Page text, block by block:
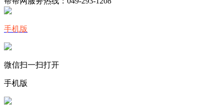
手机版
微信扫一扫打开
手机版